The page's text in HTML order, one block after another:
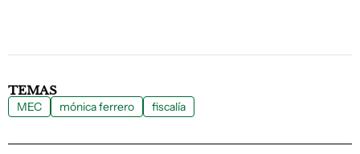
TEMAS
MEC mónica ferrero fiscalía